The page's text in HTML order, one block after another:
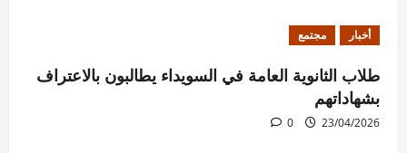
أخبار مجتمع
طلاب الثانوية العامة في السويداء يطالبون بالاعتراف
بشهاداتهم
23/04/2026
0